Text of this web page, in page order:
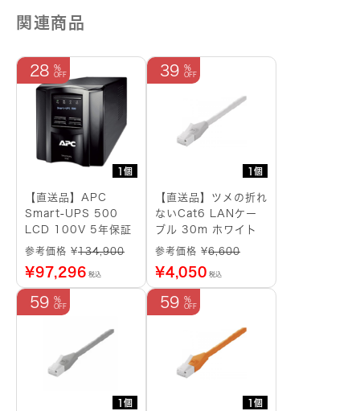
関連商品
1個
28
【直送品】APC
Smart-UPS 500
LCD 100V 5年保証
参考価格 ¥134,900
¥97,296 税込
1個
39
【直送品】ツメの折れ
ないCat6 LANケー
ブル 30m ホワイト
参考価格 ¥6,600
¥4,050 税込
1個
59
1個
59